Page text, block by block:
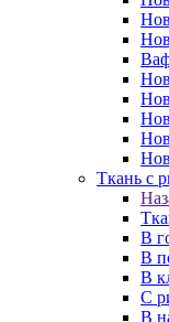
Ткань с
В
В
В
С
В